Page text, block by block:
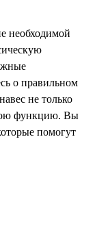
необходимой
о правильном
не только
функцию. Вы
помогут